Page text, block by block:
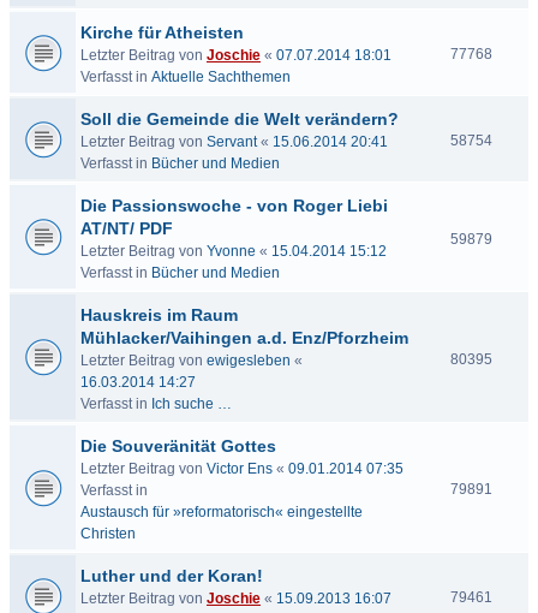
Kirche für Atheisten
Letzter Beitrag von Joschie « 07.07.2014 18:01
Verfasst in Aktuelle Sachthemen
77768
Soll die Gemeinde die Welt verändern?
Letzter Beitrag von Servant« 15.06.2014 20:41
Verfasst in Bücher und Medien
58754
Die Passionswoche - von Roger Liebi
AT/NT/ PDF
Letzter Beitrag von Yvonne « 15.04.2014 15:12
Verfasst in Bücher und Medien
59879
Hauskreis im Raum
Mühlacker/Vaihingen a.d. Enz/Pforzheim
Letzter Beitrag von ewigesleben «
16.03.2014 14:27
Verfasst in Ich suche …
80395
Die Souveränität Gottes
Letzter Beitrag von Victor Ens « 09.01.2014 07:35
Verfasst in
Austausch für »reformatorisch« eingestellte
Christen
79891
Luther und der Koran!
Letzter Beitrag von Joschie « 15.09.2013 16:07
79461